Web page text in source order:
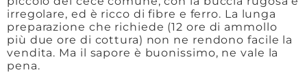
irregolare, ed è ricco di fibre e ferro. La lunga
preparazione che richiede (12 ore di ammollo
più due ore di cottura) non ne rendono facile la
vendita. Ma il sapore è buonissimo, ne vale la
pena.